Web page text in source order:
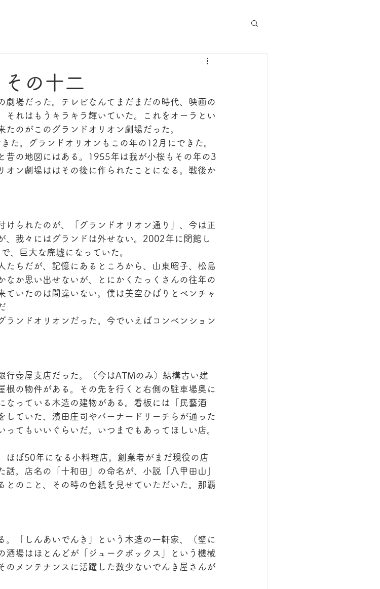
の十二
場だった。テレビなんてまだまだの時代、映画の
それはもうキラキラ輝いていた。これをオーラとい
のがこのグランドオリオン劇場だった。
。グランドオリオンもこの年の12月にできた。
昔の地図にはある。1955年は我が小桜もその年の3
オン劇場ははその後に作られたことになる。戦後か
られたのが、「グランドオリオン通り」、今は正
、我々にはグランドは外せない。2002年に閉館し
、巨大な廃墟になっていた。
ちだが、記憶にあるところから、山東昭子、松島
なか思い出せないが、とにかくたっくさんの往年の
ていたのは間違いない。僕は美空ひばりとベンチャ
ンドオリオンだった。今でいえばコンベンション
壺屋支店だった。（今はATMのみ）結構古い建
根の物件がある。その先を行くと右側の駐車場奥に
なっている木造の建物がある。看板には「民藝酒
していた、濱田庄司やバーナードリーチらが通った
ってもいいぐらいだ。いつまでもあってほしい店。
ぼ50年になる小料理店。創業者がまだ現役の店
。店名の「十和田」の命名が、小説「八甲田山」
とのこと、その時の色紙を見せていただいた。那覇
「しんあいでんき」という木造の一軒家、（壁に
酒場はほとんどが「ジュークボックス」という機械
のメンテナンスに活躍した数少ないでんき屋さんが